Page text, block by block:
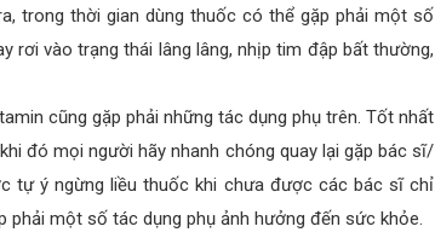
trong thời gian dùng thuốc có thể gặp phải một số
rơi vào trạng thái lâng lâng, nhịp tim đập bất thường,
cũng gặp phải những tác dụng phụ trên. Tốt nhất
đó mọi người hãy nhanh chóng quay lại gặp bác sĩ/
tự ý ngừng liều thuốc khi chưa được các bác sĩ chỉ
phải một số tác dụng phụ ảnh hưởng đến sức khỏe.